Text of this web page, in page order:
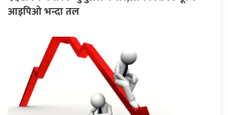
आइपिओ भन्दा तल